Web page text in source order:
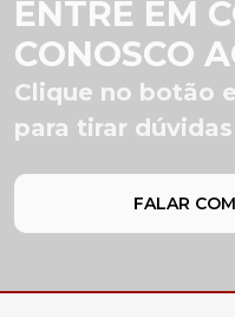
ENTRE EM
CONOSCO
Clique no botão
para tirar dúvidas
FALAR